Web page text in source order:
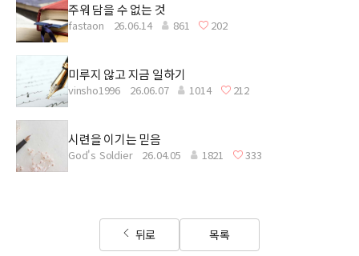
주워 담을 수 없는 것
fastaon 26.06.14 861 202
미루지 않고 지금 일하기
vinsho1996 26.06.07 1014 212
시련을 이기는 믿음
God's Soldier 26.04.05 1821 333
뒤로 목록